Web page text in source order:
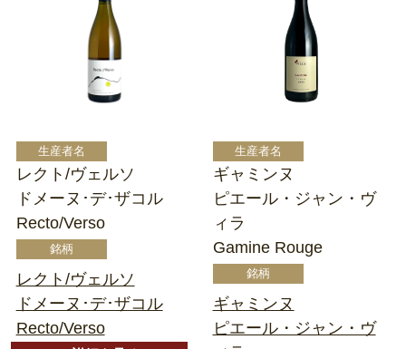
レクト/ヴェルソ
ドメーヌ･デ･ザコル
Recto/Verso
レクト/ヴェルソ
ドメーヌ･デ･ザコル
Recto/Verso
ギャミンヌ
ピエール・ジャン・ヴ
ィラ
Gamine Rouge
ギャミンヌ
ピエール・ジャン・ヴ